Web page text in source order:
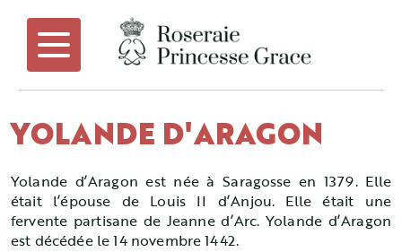
YOLANDE D'ARAGON
Yolande d’Aragon est née à Saragosse en 1379. Elle
était l’épouse de Louis II d’Anjou. Elle était une
fervente partisane de Jeanne d’Arc. Yolande d’Aragon
est décédée le 14 novembre 1442.